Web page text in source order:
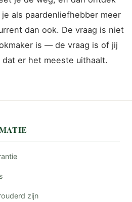
als paardenliefhebber meer
dan ook. De vraag is niet
is — de vraag is of jij
er het meeste uithaalt.
zijn